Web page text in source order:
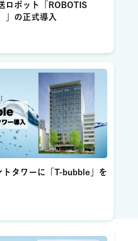
ロボット「ROBOTIS
」の正式導入
トタワーに「T-bubble」を